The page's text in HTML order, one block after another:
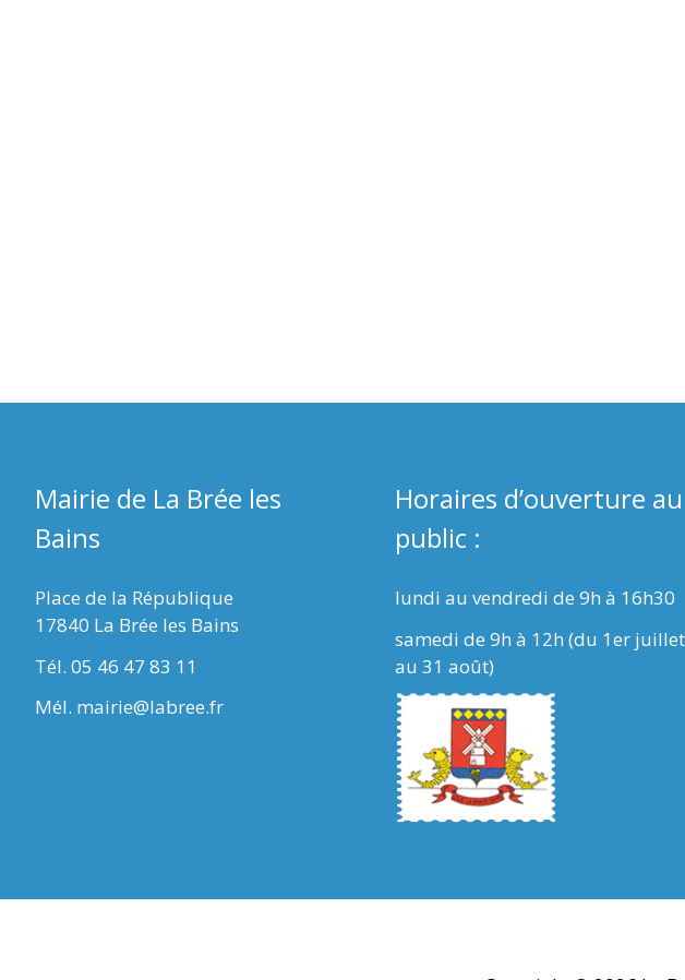
Mairie de La Brée les
Bains
Place de la République
17840 La Brée les Bains
Tél. 05 46 47 83 11
Mél. mairie@labree.fr
Horaires d’ouverture au
public :
lundi au vendredi de 9h à 16h30
samedi de 9h à 12h (du 1er juillet
au 31 août)